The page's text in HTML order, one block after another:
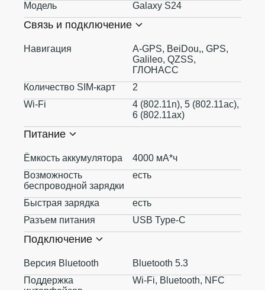
Модель
Galaxy S24
Связь и подключение
Навигация
A-GPS, BeiDou,, GPS,
Galileo, QZSS,
ГЛОНАСС
Количество SIM-карт
2
Wi-Fi
4 (802.11n), 5 (802.11ac),
6 (802.11ax)
Питание
Ёмкость аккумулятора
4000 мА*ч
Возможность
беспроводной зарядки
есть
Быстрая зарядка
есть
Разъем питания
USB Type-C
Подключение
Версия Bluetooth
Bluetooth 5.3
Поддержка
Wi-Fi, Bluetooth, NFC